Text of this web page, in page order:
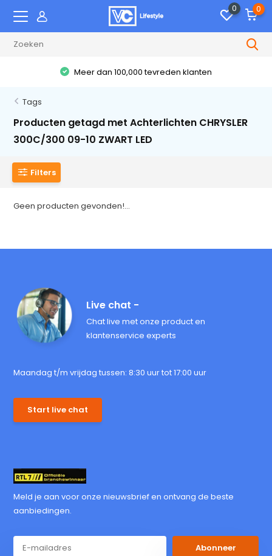
0 0
Meer dan 100,000 tevreden klanten
Tags
Producten getagd met Achterlichten CHRYSLER
300C/300 09-10 ZWART LED
Filters
Geen producten gevonden!...
Live chat -
Chat live met onze product en
klantenservice experts
Maandag t/m vrijdag tussen: 8:30 uur tot 17:00 uur
Start live chat
Meld je aan voor onze nieuwsbrief en ontvang de beste
aanbiedingen.
Abonneer